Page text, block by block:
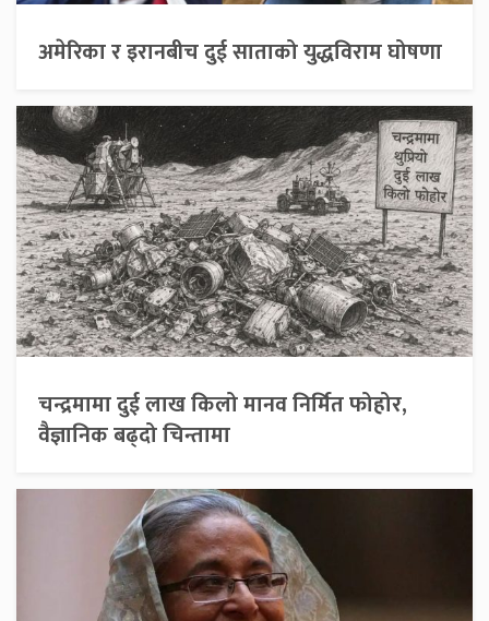
अमेरिका र इरानबीच दुई साताको युद्धविराम घोषणा
चन्द्रमामा दुई लाख किलो मानव निर्मित फोहोर,
वैज्ञानिक बढ्दो चिन्तामा